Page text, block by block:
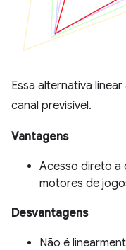
Essa alternativa
canal previsível.
Vantagens
Acesso direto a
motores de
Desvantagens
Não é